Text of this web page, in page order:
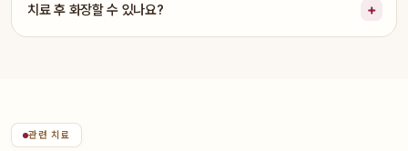
치료 후 화장할 수 있나요?
관련 치료